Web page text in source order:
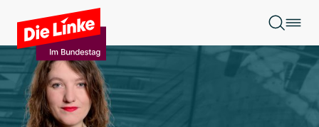
Zum Hauptinhalt springen